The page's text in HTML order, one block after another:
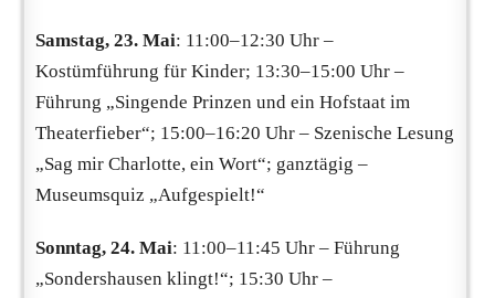
Samstag, 23. Mai: 11:00–12:30 Uhr –
Kostümführung für Kinder; 13:30–15:00 Uhr –
Führung „Singende Prinzen und ein Hofstaat im
Theaterfieber“; 15:00–16:20 Uhr – Szenische Lesung
„Sag mir Charlotte, ein Wort“; ganztägig –
Museumsquiz „Aufgespielt!“
Sonntag, 24. Mai: 11:00–11:45 Uhr – Führung
„Sondershausen klingt!“; 15:30 Uhr –